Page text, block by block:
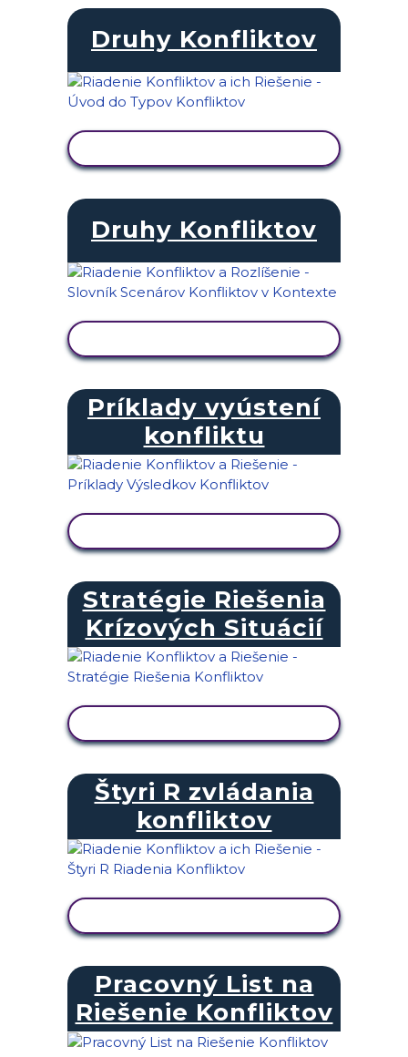
Druhy Konfliktov
Druhy Konfliktov
Príklady vyústení
konfliktu
Stratégie Riešenia
Krízových Situácií
Štyri R zvládania
konfliktov
Pracovný List na
Riešenie Konfliktov